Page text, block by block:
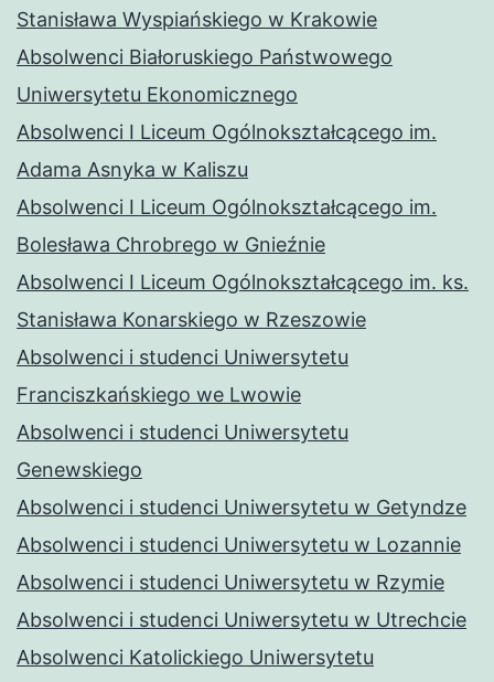
Stanisława Wyspiańskiego w Krakowie
Absolwenci Białoruskiego Państwowego
Uniwersytetu Ekonomicznego
Absolwenci I Liceum Ogólnokształcącego im.
Adama Asnyka w Kaliszu
Absolwenci I Liceum Ogólnokształcącego im.
Bolesława Chrobrego w Gnieźnie
Absolwenci I Liceum Ogólnokształcącego im. ks.
Stanisława Konarskiego w Rzeszowie
Absolwenci i studenci Uniwersytetu
Franciszkańskiego we Lwowie
Absolwenci i studenci Uniwersytetu
Genewskiego
Absolwenci i studenci Uniwersytetu w Getyndze
Absolwenci i studenci Uniwersytetu w Lozannie
Absolwenci i studenci Uniwersytetu w Rzymie
Absolwenci i studenci Uniwersytetu w Utrechcie
Absolwenci Katolickiego Uniwersytetu